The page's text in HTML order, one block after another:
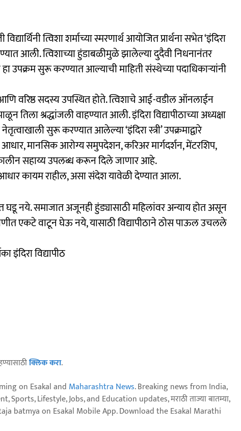
त्विशा शर्माच्या स्मरणार्थ आयोजित प्रार्थना सभेत ‘इंदिरा
आली. त्विशाच्या हुंडाबळीमुळे झालेल्या दुदैवी निधनानंतर
उपक्रम सुरू करण्यात आल्याची माहिती संस्थेच्या पदाधिकाऱ्यांनी
आणि वरिष्ठ सदस्य उपस्थित होते. त्विशाचे आई-वडील ऑनलाईन
तिला श्रद्धांजली वाहण्यात आली. इंदिरा विद्यापीठाच्या अध्यक्षा
सुरू करण्यात आलेल्या ‘इंदिरा स्त्री’ उपक्रमाद्वारे
आधार, मानसिक आरोग्य समुपदेशन, करिअर मार्गदर्शन, मेंटरशिप,
सहाय्य उपलब्ध करून दिले जाणार आहे.
कायम राहील, असा संदेश यावेळी देण्यात आला.
नये. समाजात अजूनही हुंड्यासाठी महिलांवर अन्याय होत असून
एकटे वाटून घेऊ नये, यासाठी विद्यापीठाने ठोस पाऊल उचलले
इंदिरा विद्यापीठ
क्लिक करा.
on Esakal and Maharashtra News. Breaking news from India,
Lifestyle, Jobs, and Education updates, मराठी ताज्या बातम्या,
taja batmya on Esakal Mobile App. Download the Esakal Marathi